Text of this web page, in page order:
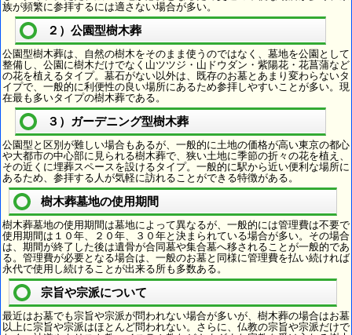
族が頻繁に参拝するには適さない場合が多い。
２）公園型樹木葬
公園型樹木葬は、自然の樹木をそのまま使うのではなく、墓地を公園として
整備し、公園に樹木だけでなく山ツツジ・山ドウダン・紫陽花・花菖蒲など
の花を植えるタイプ。墓石がない以外は、既存のお墓とあまり変わらないタ
イプで、一般的に利便性の良い場所にあるため参拝しやすいことが多い。現
在最も多いタイプの樹木葬である。
３）ガーデニング型樹木葬
公園型と区別が難しい場合もあるが、一般的に土地の価格が高い東京の都心
や大都市の中心部に見られる樹木葬で、狭い土地に季節の折々の花を植え、
その近くに埋葬スペースを設けるタイプ。一般的に駅から近い便利な場所に
あるため、参拝する人が気軽に訪れることができる特徴がある。
樹木葬墓地の使用期間
樹木葬墓地の使用期間は墓地によって異なるが、一般的には管理費は不要で
使用期間は１０年、２０年、３０年と決まられている場合が多い。その場合
は、期間が終了した後は遺骨が合同墓や集合墓へ移されることが一般的であ
る。管理費が必要となる場合は、一般のお墓と同様に管理費を払い続ければ
永代で使用し続けることが出来る所も多数ある。
宗旨や宗派について
最近はお墓でも宗旨や宗派が問われない場合が多いが、樹木葬の場合はお墓
以上に宗旨や宗派はほとんど問われない。さらに、仏教の宗旨や宗派だけで